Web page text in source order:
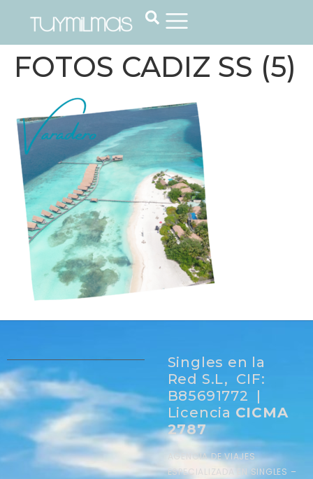
FOTOS CADIZ SS (5)
Singles en la
Red S.L, CIF:
B85691772 |
Licencia CICMA
2787
AGENCIA DE VIAJES
ESPECIALIZADA EN SINGLES –